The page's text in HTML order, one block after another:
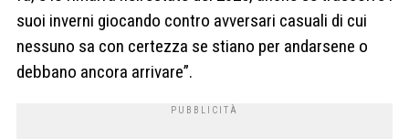
suoi inverni giocando contro avversari casuali di cui
nessuno sa con certezza se stiano per andarsene o
debbano ancora arrivare”.